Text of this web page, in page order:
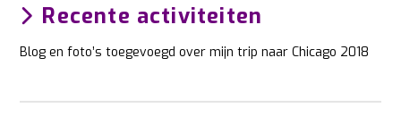
Recente activiteiten
Blog en foto’s toegevoegd over mijn trip naar Chicago 2018